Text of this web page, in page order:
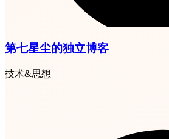
第七星尘的独立博客
技术&思想